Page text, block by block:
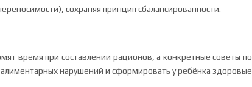
сохраняя принцип сбалансированности.
время при составлении рационов, а конкретные советы по
нарушений и сформировать у ребёнка здоровые